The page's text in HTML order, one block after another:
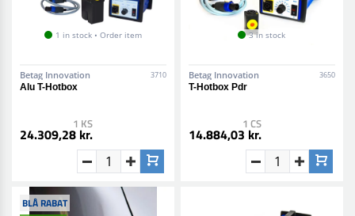
1 in stock • Order item
Betag Innovation 3710
Alu T-Hotbox
1 KS
24.309,28 kr.
3 in stock
Betag Innovation 3650
T-Hotbox Pdr
1 CS
14.884,03 kr.
BLÅ RABAT